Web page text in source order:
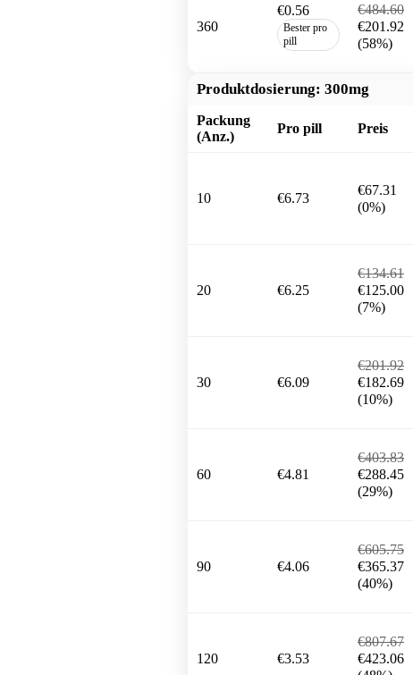
360
€0.56
Bester pro
pill
€484.60
€201.92
(58%)
Produktdosierung: 300mg
Packung
(Anz.)
Pro pill Preis
10 €6.73
€67.31
(0%)
20 €6.25
€134.61
€125.00
(7%)
30 €6.09
€201.92
€182.69
(10%)
60 €4.81
€403.83
€288.45
(29%)
90 €4.06
€605.75
€365.37
(40%)
120 €3.53
€807.67
€423.06